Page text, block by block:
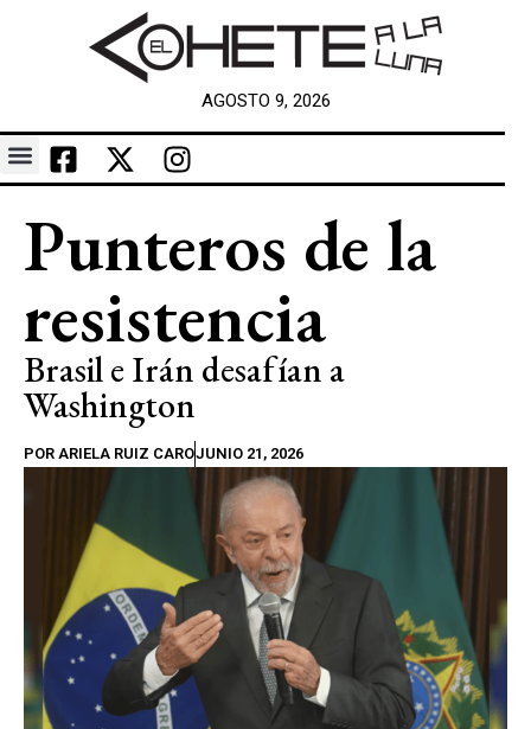
AGOSTO 9, 2026
Punteros de la
resistencia
Brasil e Irán desafían a
Washington
POR ARIELA RUIZ CAROJUNIO 21, 2026